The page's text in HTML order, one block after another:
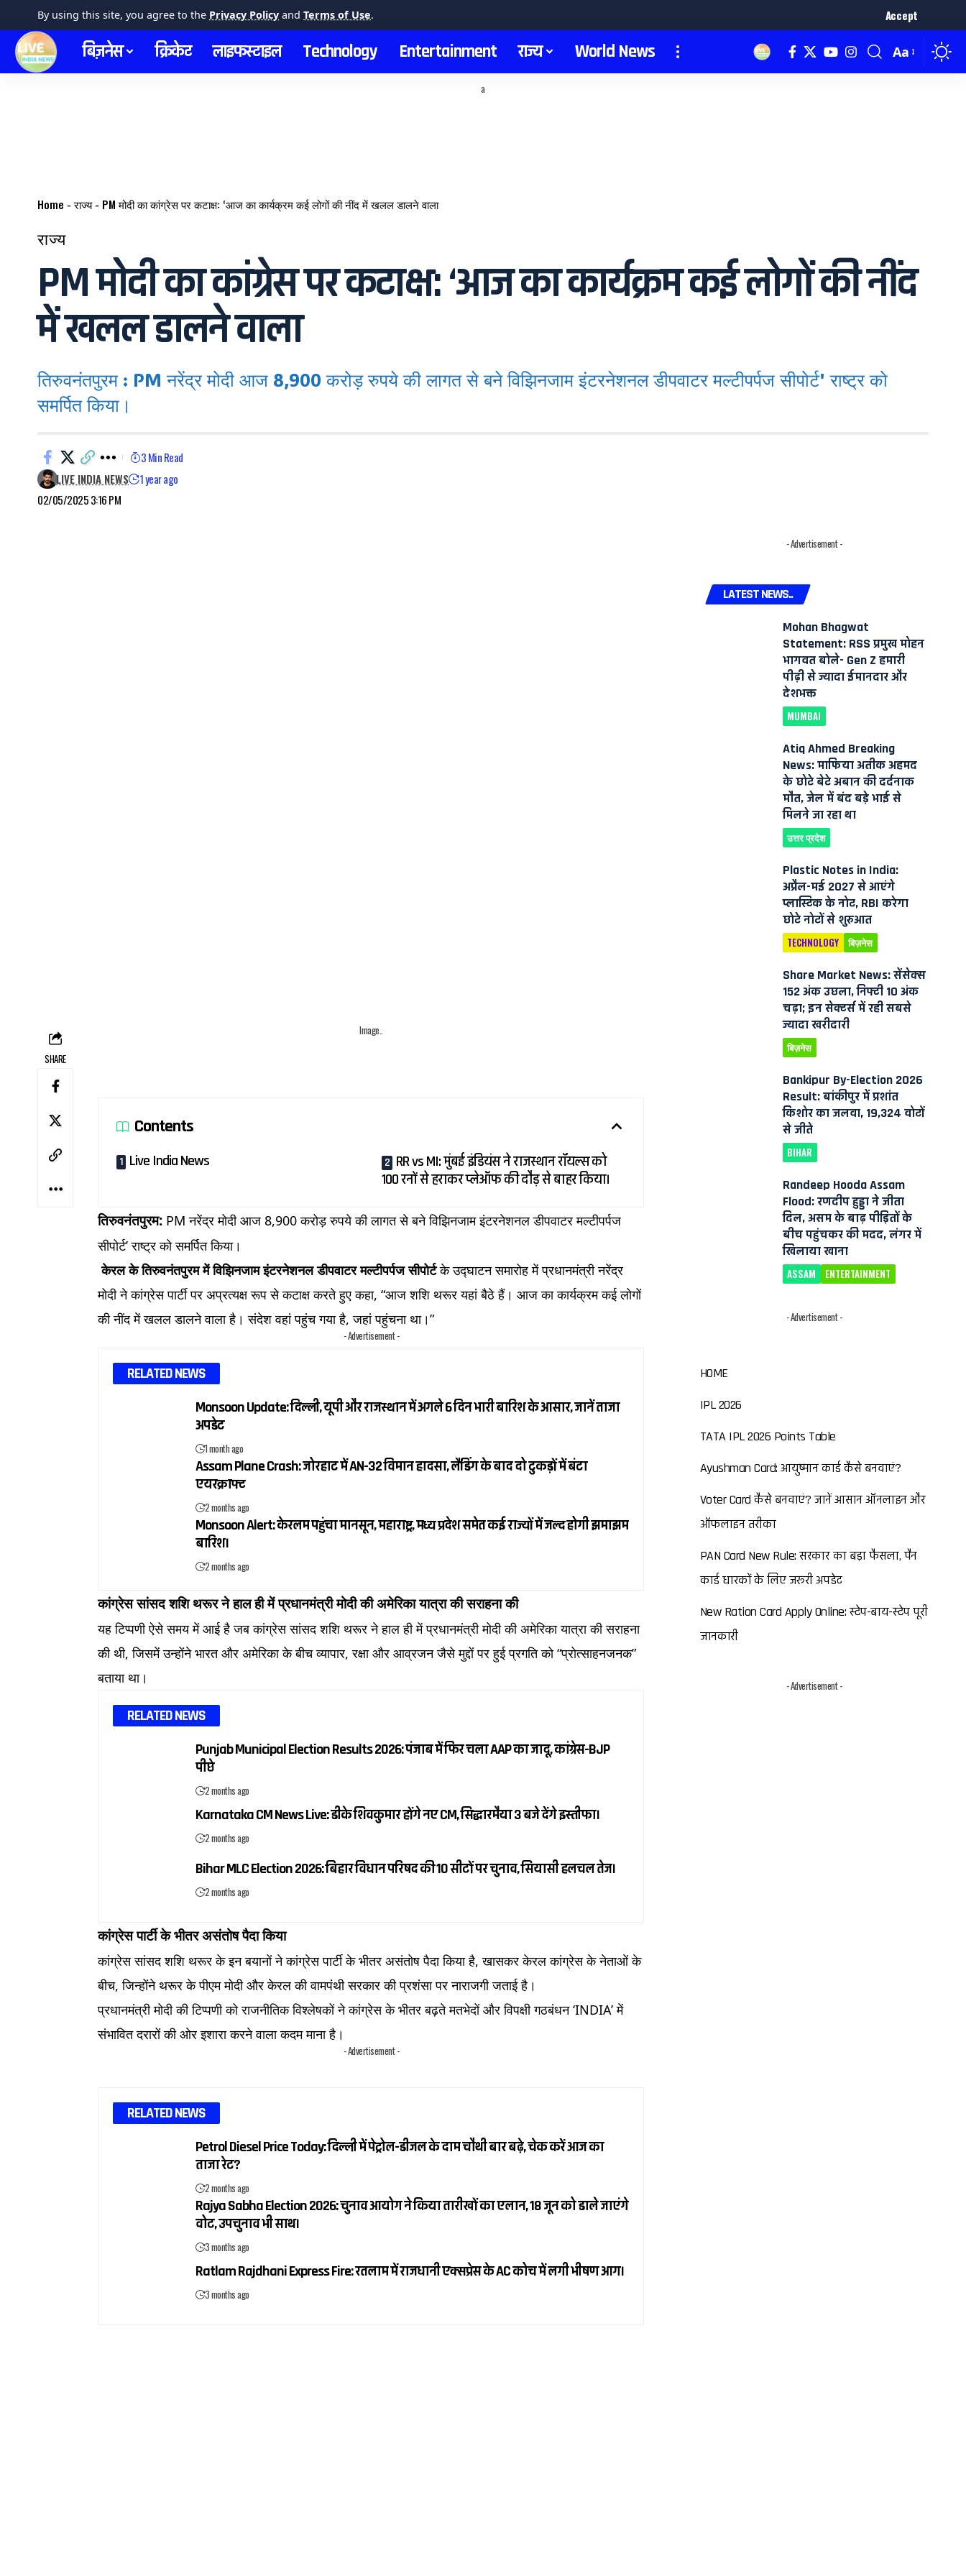
By using this site, you agree to the Privacy Policy and Terms of Use. Accept
बिज़नेस क्रिकेट लाइफस्टाइल Technology Entertainment राज्य World News Aa
a
Home -राज्य- PM मोदी का कांग्रेस पर कटाक्ष: ‘आज का कार्यक्रम कई लोगों की नींद में खलल डालने वाला
राज्य
PM मोदी का कांग्रेस पर कटाक्ष: ‘आज का कार्यक्रम कई लोगों की नींद
में खलल डालने वाला
तिरुवनंतपुरम : PM नरेंद्र मोदी आज 8,900 करोड़ रुपये की लागत से बने विझिनजाम इंटरनेशनल डीपवाटर मल्टीपर्पज सीपोर्ट' राष्ट्र को
समर्पित किया।
02/05/2025 3:16 PM
LIVE INDIA NEWS 1 year ago
3 Min Read
SHARE
Image..
Contents
Live India News
RR vs MI: मुंबई इंडियंस ने राजस्थान रॉयल्स को
100 रनों से हराकर प्लेऑफ की दौड़ से बाहर किया।
तिरुवनंतपुरम: PM नरेंद्र मोदी आज 8,900 करोड़ रुपये की लागत से बने विझिनजाम इंटरनेशनल डीपवाटर मल्टीपर्पज
सीपोर्ट’ राष्ट्र को समर्पित किया।
केरल के तिरुवनंतपुरम में विझिनजाम इंटरनेशनल डीपवाटर मल्टीपर्पज सीपोर्टके उद्घाटन समारोह में प्रधानमंत्री नरेंद्र
मोदी ने कांग्रेस पार्टी पर अप्रत्यक्ष रूप से कटाक्ष करते हुए कहा, “आज शशि थरूर यहां बैठे हैं। आज का कार्यक्रम कई लोगों
की नींद में खलल डालने वाला है। संदेश वहां पहुंच गया है, जहां पहुंचना था।”​
- Advertisement -
RELATED NEWS
Monsoon Update: दिल्ली, यूपी और राजस्थान में अगले 6 दिन भारी बारिश के आसार, जानें ताजा
अपडेट
1 month ago
Assam Plane Crash: जोरहाट में AN-32 विमान हादसा, लैंडिंग के बाद दो टुकड़ों में बंटा
एयरक्राफ्ट
2 months ago
Monsoon Alert: केरलम पहुंचा मानसून, महाराष्ट्र, मध्य प्रदेश समेत कई राज्यों में जल्द होगी झमाझम
बारिश।
2 months ago
कांग्रेस सांसद शशि थरूर ने हाल ही में प्रधानमंत्री मोदी की अमेरिका यात्रा की सराहना की
यह टिप्पणी ऐसे समय में आई है जब कांग्रेस सांसद शशि थरूर ने हाल ही में प्रधानमंत्री मोदी की अमेरिका यात्रा की सराहना
की थी, जिसमें उन्होंने भारत और अमेरिका के बीच व्यापार, रक्षा और आव्रजन जैसे मुद्दों पर हुई प्रगति को “प्रोत्साहनजनक”
बताया था।
RELATED NEWS
Punjab Municipal Election Results 2026: पंजाब में फिर चला AAP का जादू, कांग्रेस-BJP
पीछे
2 months ago
Karnataka CM News Live: डीके शिवकुमार होंगे नए CM, सिद्धारमैया 3 बजे देंगे इस्तीफा।
2 months ago
Bihar MLC Election 2026: बिहार विधान परिषद की 10 सीटों पर चुनाव, सियासी हलचल तेज।
2 months ago
कांग्रेस पार्टी के भीतर असंतोष पैदा किया
कांग्रेस सांसद शशि थरूर के इन बयानों ने कांग्रेस पार्टी के भीतर असंतोष पैदा किया है, खासकर केरल कांग्रेस के नेताओं के
बीच, जिन्होंने थरूर के पीएम मोदी और केरल की वामपंथी सरकार की प्रशंसा पर नाराजगी जताई है।
प्रधानमंत्री मोदी की टिप्पणी को राजनीतिक विश्लेषकों ने कांग्रेस के भीतर बढ़ते मतभेदों और विपक्षी गठबंधन ‘INDIA’ में
संभावित दरारों की ओर इशारा करने वाला कदम माना है।
- Advertisement -
RELATED NEWS
Petrol Diesel Price Today: दिल्ली में पेट्रोल-डीजल के दाम चौथी बार बढ़े, चेक करें आज का
ताजा रेट?
2 months ago
Rajya Sabha Election 2026: चुनाव आयोग ने किया तारीखों का एलान, 18 जून को डाले जाएंगे
वोट, उपचुनाव भी साथ।
3 months ago
Ratlam Rajdhani Express Fire: रतलाम में राजधानी एक्सप्रेस के AC कोच में लगी भीषण आग।
3 months ago
- Advertisement -
LATEST NEWS..
Mohan Bhagwat
Statement: RSS प्रमुख मोहन
भागवत बोले- Gen Z हमारी
पीढ़ी से ज्यादा ईमानदार और
देशभक्त
MUMBAI
Atiq Ahmed Breaking
News: माफिया अतीक अहमद
के छोटे बेटे अबान की दर्दनाक
मौत, जेल में बंद बड़े भाई से
मिलने जा रहा था
उत्तर प्रदेश
Plastic Notes in India:
अप्रैल-मई 2027 से आएंगे
प्लास्टिक के नोट, RBI करेगा
छोटे नोटों से शुरुआत
TECHNOLOGY बिज़नेस
Share Market News: सेंसेक्स
152 अंक उछला, निफ्टी 10 अंक
चढ़ा; इन सेक्टर्स में रही सबसे
ज्यादा खरीदारी
बिज़नेस
Bankipur By-Election 2026
Result: बांकीपुर में प्रशांत
किशोर का जलवा, 19,324 वोटों
से जीते
BIHAR
Randeep Hooda Assam
Flood: रणदीप हुड्डा ने जीता
दिल, असम के बाढ़ पीड़ितों के
बीच पहुंचकर की मदद, लंगर में
खिलाया खाना
ASSAM ENTERTAINMENT
- Advertisement -
HOME
IPL 2026
TATA IPL 2026 Points Table
Ayushman Card: आयुष्मान कार्ड कैसे बनवाएं?
Voter Card कैसे बनवाएं? जानें आसान ऑनलाइन और
ऑफलाइन तरीका
PAN Card New Rule: सरकार का बड़ा फैसला, पैन
कार्ड धारकों के लिए जरूरी अपडेट
New Ration Card Apply Online: स्टेप-बाय-स्टेप पूरी
जानकारी
- Advertisement -